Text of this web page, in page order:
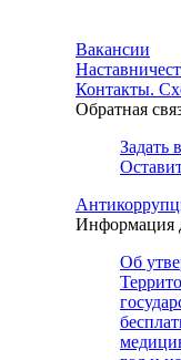
Вакансии
Контакты.
Обратная
Задать
Информация
Об